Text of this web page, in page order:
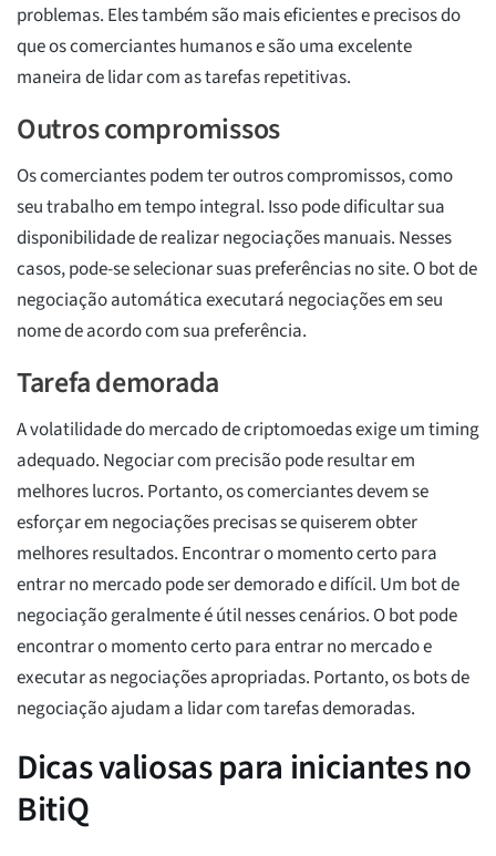
problemas. Eles também são mais eficientes e precisos do
que os comerciantes humanos e são uma excelente
maneira de lidar com as tarefas repetitivas.
Outros compromissos
Os comerciantes podem ter outros compromissos, como
seu trabalho em tempo integral. Isso pode dificultar sua
disponibilidade de realizar negociações manuais. Nesses
casos, pode-se selecionar suas preferências no site. O bot de
negociação automática executará negociações em seu
nome de acordo com sua preferência.
Tarefa demorada
A volatilidade do mercado de criptomoedas exige um timing
adequado. Negociar com precisão pode resultar em
melhores lucros. Portanto, os comerciantes devem se
esforçar em negociações precisas se quiserem obter
melhores resultados. Encontrar o momento certo para
entrar no mercado pode ser demorado e difícil. Um bot de
negociação geralmente é útil nesses cenários. O bot pode
encontrar o momento certo para entrar no mercado e
executar as negociações apropriadas. Portanto, os bots de
negociação ajudam a lidar com tarefas demoradas.
Dicas valiosas para iniciantes no
BitiQ